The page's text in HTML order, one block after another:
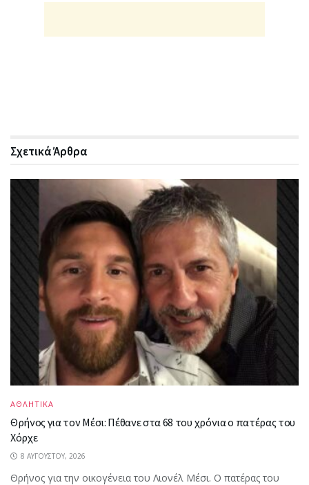
ΣχετικάΆρθρα
ΑΘΛΗΤΙΚΑ
Θρήνος για τον Μέσι: Πέθανε στα 68 του χρόνια ο πατέρας του
Χόρχε
8 ΑΥΓΟΎΣΤΟΥ, 2026
Θρήνος για την οικογένεια του Λιονέλ Μέσι. Ο πατέρας του